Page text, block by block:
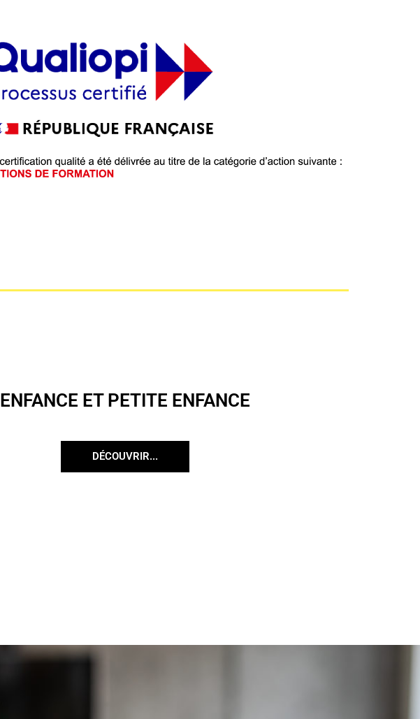
ENFANCE ET PETITE ENFANCE
DÉCOUVRIR...